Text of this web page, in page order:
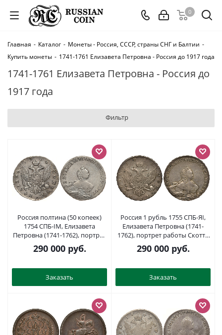
0
Главная - Каталог - Монеты - Россия, СССР, страны СНГ и Балтии -
Купить монеты - 1741-1761 Елизавета Петровна - Россия до 1917 года
1741-1761 Елизавета Петровна - Россия до
1917 года
Фильтр
Россия полтина (50 копеек)
1754 СПБ-IМ, Елизавета
Петровна (1741-1762), портрет
работы Скотта, по каталогу
Ильина 4 рубля Биткин 324 R1
290 000руб.
Заказать
Россия 1 рубль 1755 СПБ-ЯI,
Елизавета Петровна (1741-
1762), портрет работы Скотта
Биткин 276 серебро 10-002-41
290 000руб.
Заказать